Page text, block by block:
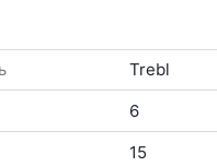
Trebl
6
15